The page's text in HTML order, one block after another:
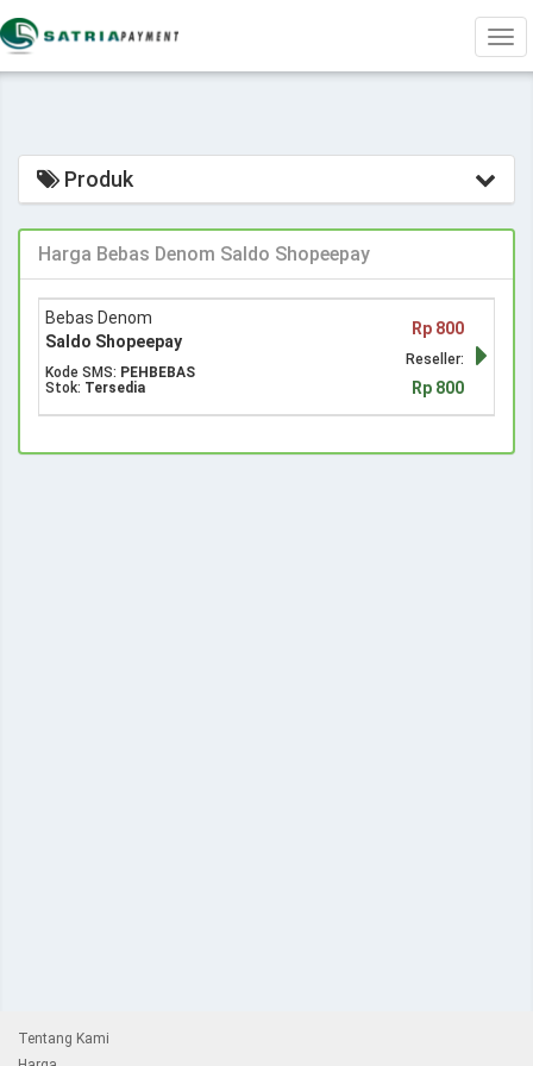
Produk
Harga Bebas Denom Saldo Shopeepay
Bebas Denom
Saldo Shopeepay
Kode SMS: PEHBEBAS
Stok: Tersedia
Rp 800
Reseller:
Rp 800
Tentang Kami